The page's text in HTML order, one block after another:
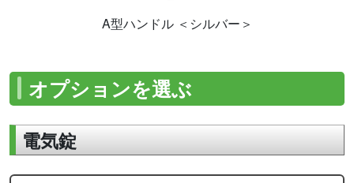
A型ハンドル ＜シルバー＞
オプションを選ぶ
電気錠